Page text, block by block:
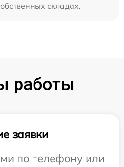
складах.
работы
заявки
по телефону или